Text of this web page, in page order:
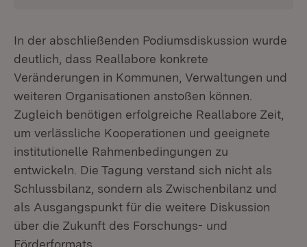
In der abschließenden Podiumsdiskussion wurde
deutlich, dass Reallabore konkrete
Veränderungen in Kommunen, Verwaltungen und
weiteren Organisationen anstoßen können.
Zugleich benötigen erfolgreiche Reallabore Zeit,
um verlässliche Kooperationen und geeignete
institutionelle Rahmenbedingungen zu
entwickeln. Die Tagung verstand sich nicht als
Schlussbilanz, sondern als Zwischenbilanz und
als Ausgangspunkt für die weitere Diskussion
über die Zukunft des Forschungs- und
Förderformats.